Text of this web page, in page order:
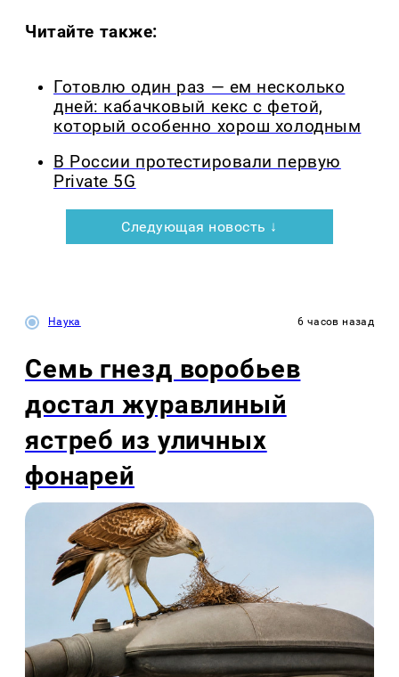
Читайте также:
Готовлю один раз — ем несколько
дней: кабачковый кекс с фетой,
который особенно хорош холодным
В России протестировали первую
Private 5G
Следующая новость ↓
Наука 6 часов назад
Семь гнезд воробьев
достал журавлиный
ястреб из уличных
фонарей